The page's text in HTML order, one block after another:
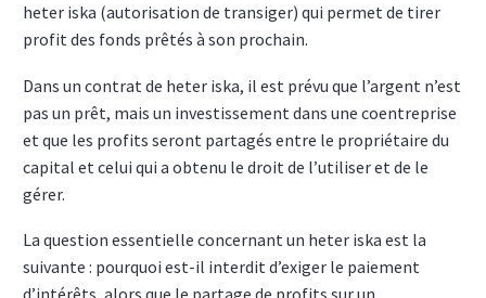
heter iska (autorisation de transiger) qui permet de tirer
profit des fonds prêtés à son prochain.
Dans un contrat de heter iska, il est prévu que l’argent n’est
pas un prêt, mais un investissement dans une coentreprise
et que les profits seront partagés entre le propriétaire du
capital et celui qui a obtenu le droit de l’utiliser et de le
gérer.
La question essentielle concernant un heter iska est la
suivante : pourquoi est-il interdit d’exiger le paiement